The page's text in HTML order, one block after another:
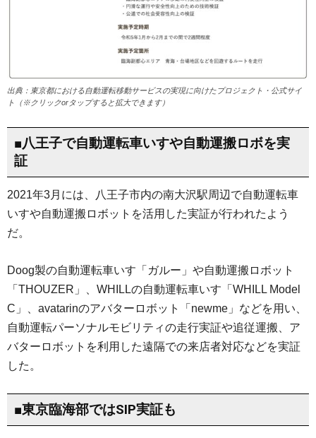
出典：東京都における自動運転移動サービスの実現に向けたプロジェクト・公式サイ
ト（※クリックorタップすると拡大できます）
■八王子で自動運転車いすや自動運搬ロボを実
証
2021年3月には、八王子市内の南大沢駅周辺で自動運転車
いすや自動運搬ロボットを活用した実証が行われたよう
だ。
Doog製の自動運転車いす「ガルー」や自動運搬ロボット
「THOUZER」、WHILLの自動運転車いす「WHILL Model
C」、avatarinのアバターロボット「newme」などを用い、
自動運転パーソナルモビリティの走行実証や追従運搬、ア
バターロボットを利用した遠隔での来店者対応などを実証
した。
■東京臨海部ではSIP実証も